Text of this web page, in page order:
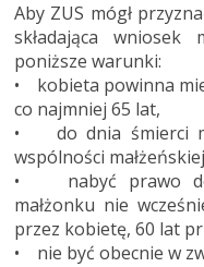
Aby ZUS mógł
składająca wniosek
poniższe warunki:
• kobieta powinna
co najmniej 65 lat,
• do dnia śmierci
wspólności
• nabyć prawo do
małżonku nie
przez kobietę, 60 lat
• nie być obecnie w